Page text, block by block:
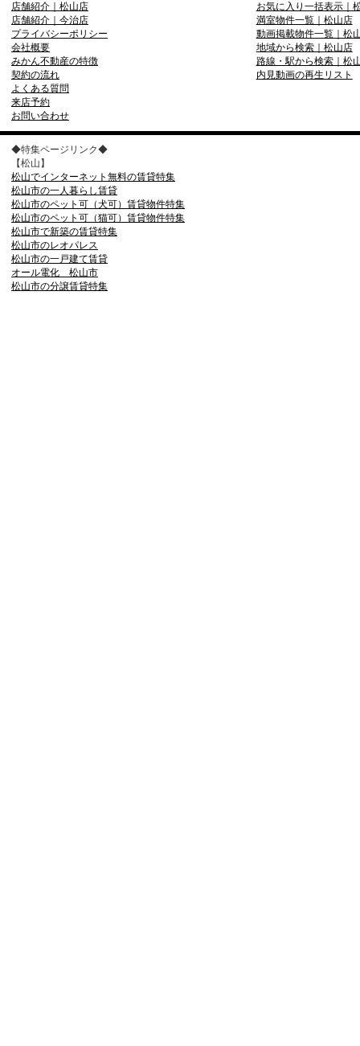
店舗紹介｜松山店
店舗紹介｜今治店
プライバシーポリシー
会社概要
みかん不動産の特徴
契約の流れ
よくある質問
来店予約
お問い合わせ
お気に入り一括表示｜
満室物件一覧｜松山店
動画掲載物件一覧｜松
地域から検索｜松山店
路線・駅から検索｜松
内見動画の再生リスト
◆特集ページリンク◆
【松山】
松山でインターネット無料の賃貸特集
松山市の一人暮らし賃貸
松山市のペット可（犬可）賃貸物件特集
松山市のペット可（猫可）賃貸物件特集
松山市で新築の賃貸特集
松山市のレオパレス
松山市の一戸建て賃貸
オール電化 松山市
松山市の分譲賃貸特集